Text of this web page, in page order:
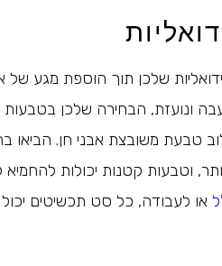
שלכן תוך הוספת מגע של
ונועזת, הבחירה שלכן
טבעת משובצת אבני חן. הביאו
וטבעות קטנות יכולות
או לעבודה, כל סט תכשיטים יכול